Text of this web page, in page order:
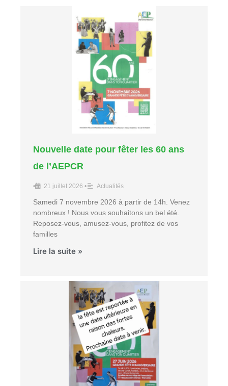
Nouvelle date pour fêter les 60 ans
de l’AEPCR
• 21 juillet 2026 • Actualités
Samedi 7 novembre 2026 à partir de 14h. Venez
nombreux ! Nous vous souhaitons un bel été.
Reposez-vous, amusez-vous, profitez de vos
familles
Lire la suite »